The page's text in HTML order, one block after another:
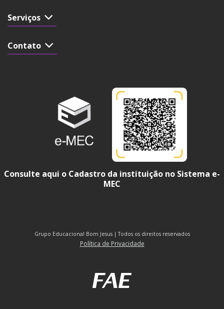
Serviços
Contato
Consulte aqui o Cadastro da instituição no Sistema e-
MEC
Grupo Educacional Bom Jesus | Todos os direitos reservados
Política de Privacidade